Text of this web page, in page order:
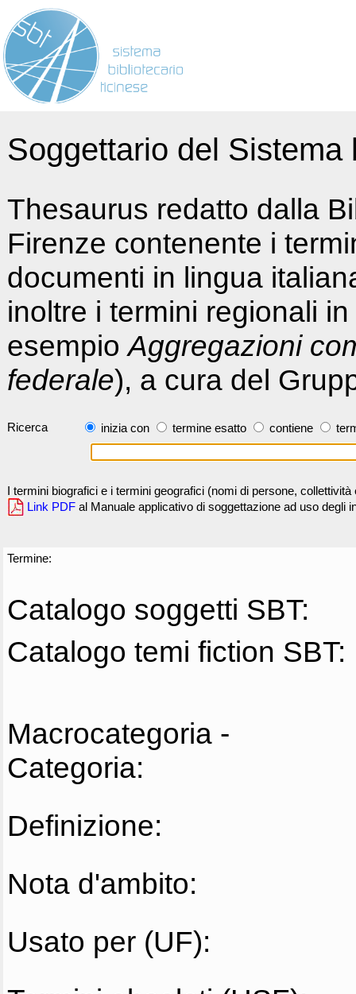
Soggettario del
Thesaurus redatto dalla
Firenze contenente i
documenti in lingua
inoltre i termini regionali
esempioAggregazioni
federale), a cura del
Ricerca inizia con termine esatto contiene
I termini biografici e i termini geografici (nomi di persone,
Link PDF al Manuale applicativo di soggettazione ad uso degli
Termine:
Catalogo soggetti SBT:
Catalogo temi fiction SBT:
Macrocategoria -
Categoria:
Definizione:
Nota d'ambito:
Usato per (UF):